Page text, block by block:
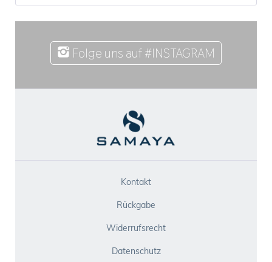
Folge uns auf #INSTAGRAM
Kontakt
Rückgabe
Widerrufsrecht
Datenschutz